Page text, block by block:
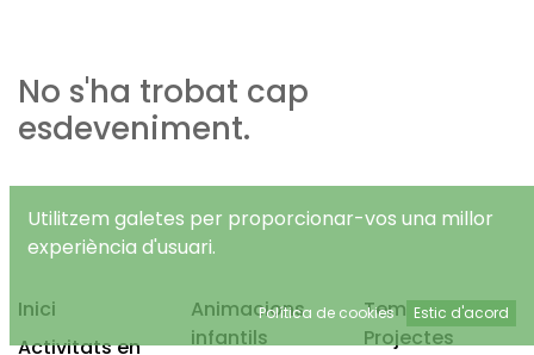
No s'ha trobat cap
esdeveniment.
Inici
Activitats en
Animacions
infantils
Temps Lliure
Projectes
Utilitzem galetes per proporcionar-vos una millor
experiència d'usuari.
Política de cookies Estic d'acord